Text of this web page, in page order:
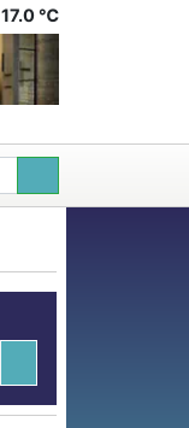
17.0 ℃